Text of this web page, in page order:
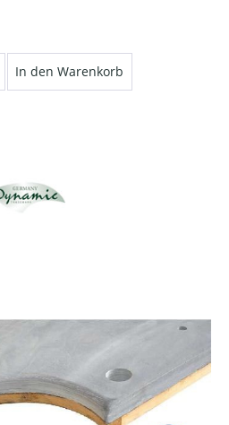
In den Warenkorb